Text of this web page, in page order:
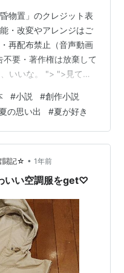
物置」のクレジット表
・改変やアレンジはご
再配布禁止（音声動画
要・著作権は放棄して
いいな。 "> ">見てる
も、あまりに眩しすぎ
たいに、近づきすぎた
あるんだ。
#小説 #創作小説
夏の思い出 #夏が好き
闘記☆ • 1年前
いい空調服をget♡